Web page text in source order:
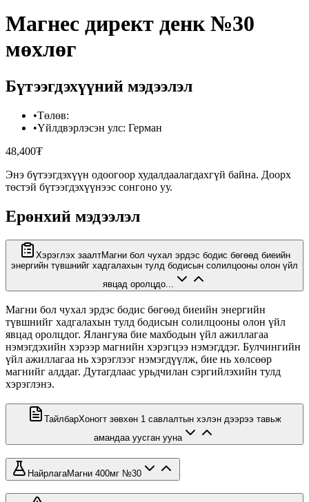
Магнес директ денк №30
мөхлөг
Бүтээгдэхүүний мэдээлэл
•Төлөв:
•Үйлдвэрлэсэн улс: Герман
48,400₮
Энэ бүтээгдэхүүн одоогоор худалдаалагдахгүй байна. Доорх
төстэй бүтээгдэхүүнээс сонгоно уу.
Ерөнхий мэдээлэл
Хэрэглэх заалтМагни бол чухал эрдэс бодис бөгөөд биеийн
энергийн түвшнийг хадгалахын тулд бодисын солилцооны олон үйл
явцад оролцдо...
Магни бол чухал эрдэс бодис бөгөөд биеийн энергийн
түвшнийг хадгалахын тулд бодисын солилцооны олон үйл
явцад оролцдог. Ялангуяа бие махбодын үйл ажиллагаа
нэмэгдэхийн хэрээр магнийн хэрэгцээ нэмэгддэг. Булчингийн
үйл ажиллагаа нь хэрэглээг нэмэгдүүлж, бие нь хөлсөөр
магнийг алддаг. Дутагдлаас урьдчилан сэргийлэхийн тулд
хэрэглэнэ.
ТайлбарХоногт зөвхөн 1 савлалтын хэлэн дээрээ тавьж
амандаа уусган ууна
НайрлагаМагни 400мг №30